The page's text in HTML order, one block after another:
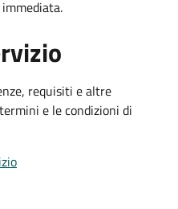
requisiti e altre
e le condizioni di